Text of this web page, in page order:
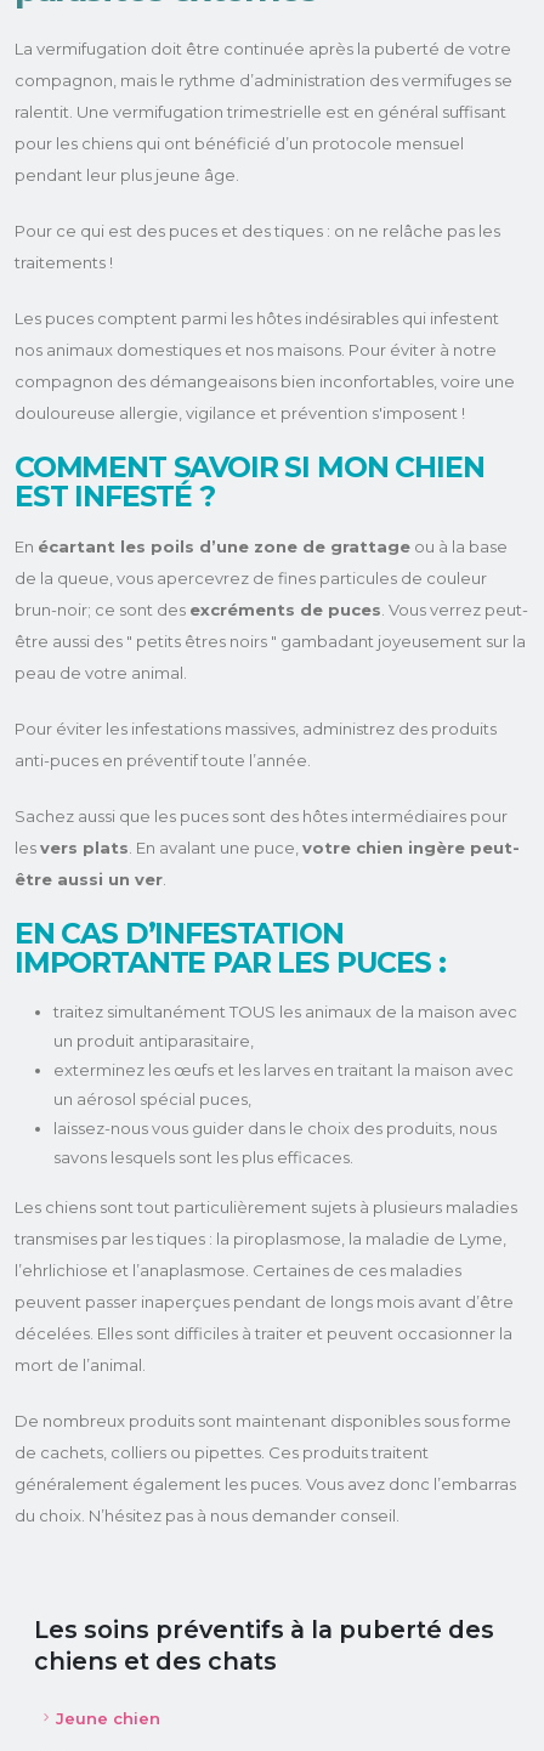
Les soins préventifs à la puberté des
chiens et des chats
Jeune chien
La vermifugation doit être continuée après la puberté de votre
compagnon, mais le rythme d’administration des vermifuges se
ralentit. Une vermifugation trimestrielle est en général suffisant
pour les chiens qui ont bénéficié d’un protocole mensuel
pendant leur plus jeune âge.
Pour ce qui est des puces et des tiques : on ne relâche pas les
traitements !
Les puces comptent parmi les hôtes indésirables qui infestent
nos animaux domestiques et nos maisons. Pour éviter à notre
compagnon des démangeaisons bien inconfortables, voire une
douloureuse allergie, vigilance et prévention s'imposent !
COMMENT SAVOIR SI MON CHIEN
EST INFESTÉ ?
En écartant les poils d’une zone de grattage ou à la base
de la queue, vous apercevrez de fines particules de couleur
brun-noir; ce sont des excréments de puces . Vous verrez peut-
être aussi des " petits êtres noirs " gambadant joyeusement sur la
peau de votre animal.
Pour éviter les infestations massives, administrez des produits
anti-puces en préventif toute l’année.
Sachez aussi que les puces sont des hôtes intermédiaires pour
lesvers plats . En avalant une puce, votre chien ingère peut-
être aussi un ver
EN CAS D’INFESTATION
IMPORTANTE PAR LES PUCES :
traitez simultanément TOUS les animaux de la maison avec
un produit antiparasitaire,
exterminez les œufs et les larves en traitant la maison avec
un aérosol spécial puces,
laissez-nous vous guider dans le choix des produits, nous
savons lesquels sont les plus efficaces.
Les chiens sont tout particulièrement sujets à plusieurs maladies
transmises par les tiques : la piroplasmose, la maladie de Lyme,
l’ehrlichiose et l’anaplasmose. Certaines de ces maladies
peuvent passer inaperçues pendant de longs mois avant d’être
décelées. Elles sont difficiles à traiter et peuvent occasionner la
mort de l’animal.
De nombreux produits sont maintenant disponibles sous forme
de cachets, colliers ou pipettes. Ces produits traitent
généralement également les puces. Vous avez donc l’embarras
du choix. N’hésitez pas à nous demander conseil.